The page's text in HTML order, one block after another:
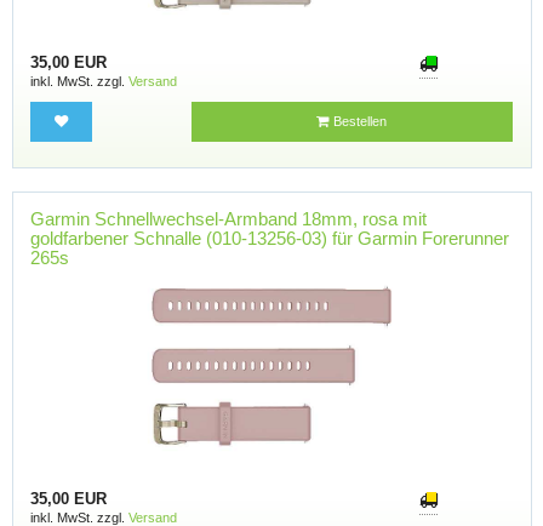
35,00 EUR
inkl. MwSt. zzgl. Versand
Bestellen
Garmin Schnellwechsel-Armband 18mm, rosa mit
goldfarbener Schnalle (010-13256-03) für Garmin Forerunner
265s
35,00 EUR
inkl. MwSt. zzgl. Versand